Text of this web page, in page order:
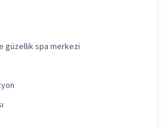
güzellik spa merkezi